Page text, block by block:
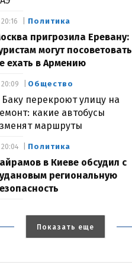
Политика
пригрозила Еревану:
могут посоветовать
ехать в Армению
20:16
Общество
Баку перекроют улицу на
какие автобусы
маршруты
20:09
Политика
в Киеве обсудил с
региональную
20:04
Показать еще